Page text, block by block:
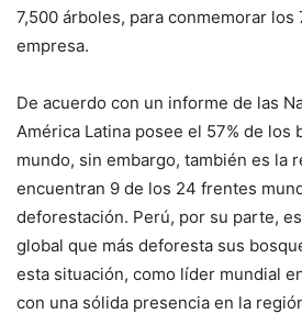
7,500 árboles, para conmemorar los
empresa.
De acuerdo con un informe de las
América Latina posee el 57% de los
mundo, sin embargo, también es la
encuentran 9 de los 24 frentes
deforestación. Perú, por su parte,
global que más deforesta sus
esta situación, como líder mundial
con una sólida presencia en la